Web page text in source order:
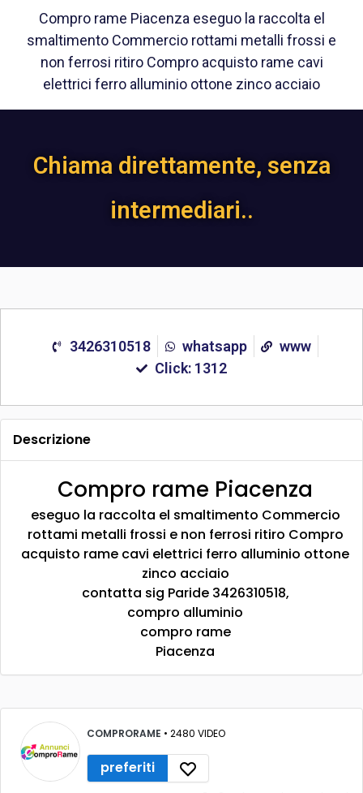
Compro rame Piacenza eseguo la raccolta el
smaltimento Commercio rottami metalli frossi e
non ferrosi ritiro Compro acquisto rame cavi
elettrici ferro alluminio ottone zinco acciaio
Chiama direttamente, senza
intermediari..
3426310518 whatsapp
www
Click: 1312
Descrizione
Compro rame Piacenza
eseguo la raccolta el smaltimento Commercio
rottami metalli frossi e non ferrosi ritiro Compro
acquisto rame cavi elettrici ferro alluminio ottone
zinco acciaio
contatta sig Paride 3426310518,
compro alluminio
compro rame
Piacenza
COMPRORAME • 2480 VIDEO
preferiti